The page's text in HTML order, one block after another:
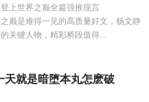
上世界之巅全篇强推现言
巅是难得一见的高质量好文，杨文静
关键人物，精彩桥段值得...
天就是暗堕本丸怎麽破